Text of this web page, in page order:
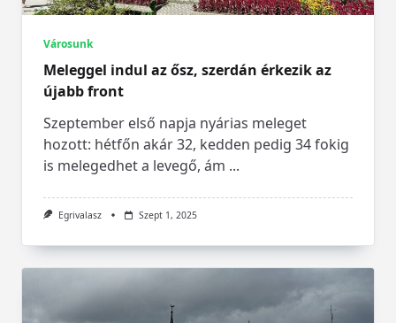
Városunk
Meleggel indul az ősz, szerdán érkezik az
újabb front
Szeptember első napja nyárias meleget
hozott: hétfőn akár 32, kedden pedig 34 fokig
is melegedhet a levegő, ám ...
Egrivalasz Szept 1, 2025